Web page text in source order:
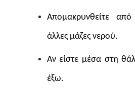
Απομακρυνθείτε
άλλες μάζες νερού.
Αν είστε μέσα στη
έξω.